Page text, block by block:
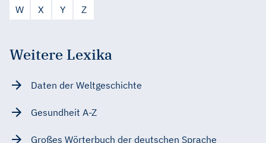
W
X Y Z
Weitere Lexika
Daten der Weltgeschichte
Gesundheit A-Z
Großes Wörterbuch der deutschen Sprache